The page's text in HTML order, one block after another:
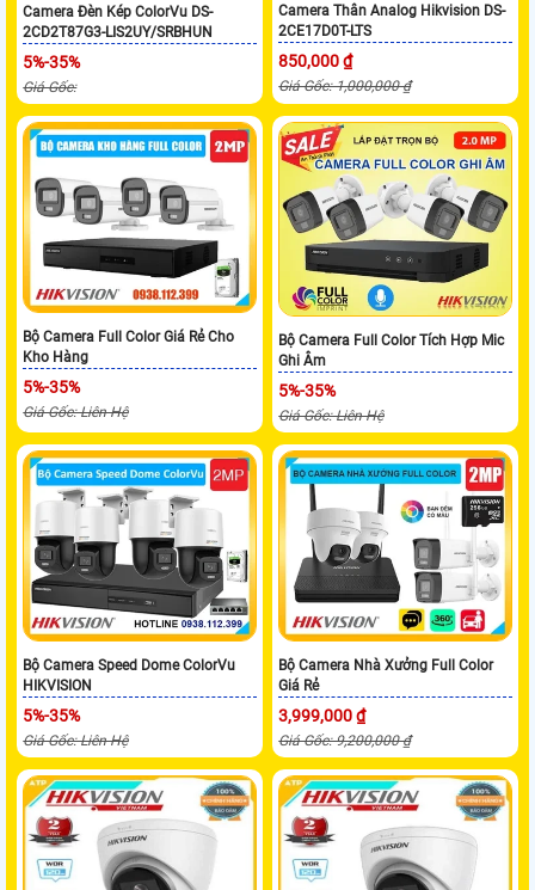
Camera Đèn Kép ColorVu DS-
2CD2T87G3-LIS2UY/SRBHUN
5%-35%
Giá Gốc:
Camera Thân Analog Hikvision DS-
2CE17D0T-LTS
850,000 ₫
Giá Gốc: 1,000,000 ₫
Bộ Camera Full Color Giá Rẻ Cho
Kho Hàng
5%-35%
Giá Gốc: Liên Hệ
Bộ Camera Full Color Tích Hợp Mic
Ghi Âm
5%-35%
Giá Gốc: Liên Hệ
Bộ Camera Speed Dome ColorVu
HIKVISION
5%-35%
Giá Gốc: Liên Hệ
Bộ Camera Nhà Xưởng Full Color
Giá Rẻ
3,999,000 ₫
Giá Gốc: 9,200,000 ₫